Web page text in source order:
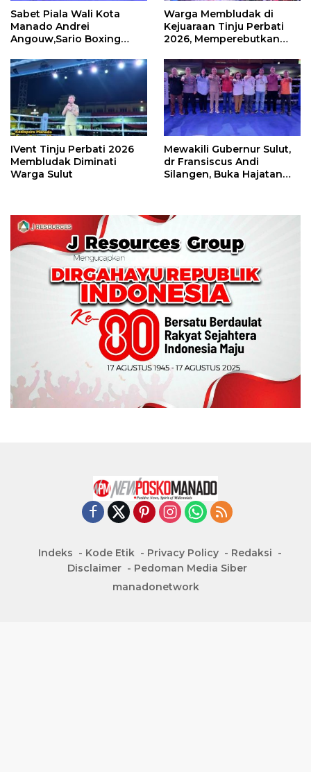
Sabet Piala Wali Kota
Manado Andrei
Angouw,Sario Boxing
Perbati 2026
Warga Membludak di
Kejuaraan Tinju Perbati
2026, Memperebutkan
IVent Tinju Perbati 2026
Membludak Diminati
Warga Sulut
Mewakili Gubernur Sulut,
dr Fransiscus Andi
Silangen, Buka Hajatan
Indeks Kode Etik Privacy Policy
Redaksi
Disclaimer
Pedoman Media Siber
manadonetwork